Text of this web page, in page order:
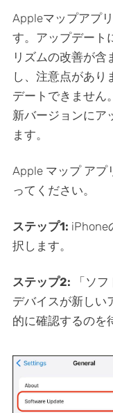
Appleマップアプ
す。アップデート
リズムの改善が含
し、注意点があり
デートできません
新バージョンにア
ます。
Apple マップ アプ
ってください。
ステップ1: iPhone
択します。
ステップ2:
「ソ
デバイスが新しい
的に確認するのを